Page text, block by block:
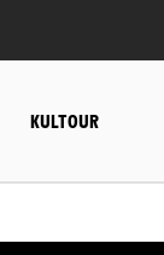
KULTOUR